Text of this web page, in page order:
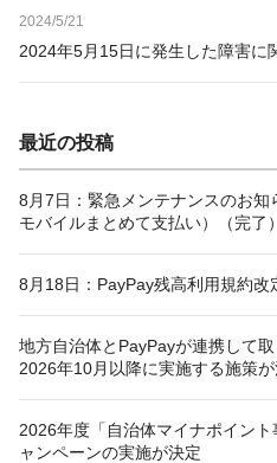
2024/5/21
2024年5月15日に発生した障害に
最近の投稿
8月7日：緊急メンテナンスのお知
モバイルまとめて支払い）（完了）
8月18日：PayPay残高利用規約改
地方自治体とPayPayが連携して取
2026年10月以降に実施する施策が
2026年度「自治体マイナポイン
ャンペーンの実施が決定